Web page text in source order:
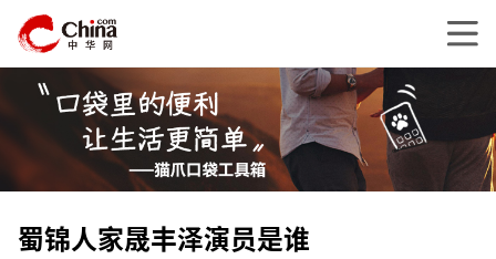
蜀锦人家晟丰泽演员是谁